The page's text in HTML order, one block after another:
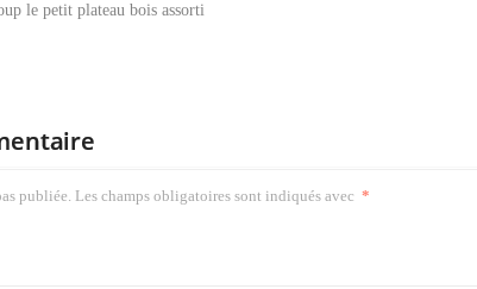
le petit plateau bois assorti
publiée. Les champs obligatoires sont indiqués avec *